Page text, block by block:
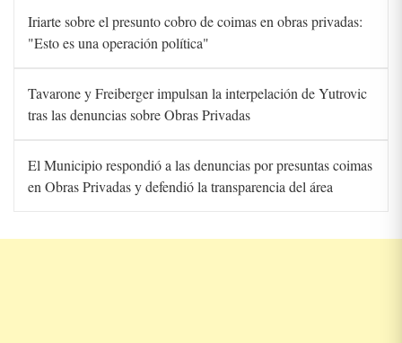
Iriarte sobre el presunto cobro de coimas en obras privadas:
"Esto es una operación política"
Tavarone y Freiberger impulsan la interpelación de Yutrovic
tras las denuncias sobre Obras Privadas
El Municipio respondió a las denuncias por presuntas coimas
en Obras Privadas y defendió la transparencia del área